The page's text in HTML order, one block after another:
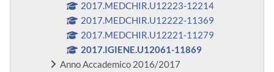
2017.MEDCHIR.U12223-12214
2017.MEDCHIR.U12222-11369
2017.MEDCHIR.U12221-11279
2017.IGIENE.U12061-11869
Anno Accademico 2016/2017